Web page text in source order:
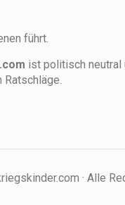
führt.
ist politisch neutral
· Alle